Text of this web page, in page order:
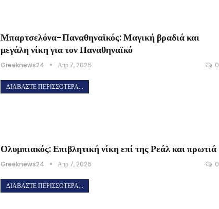
Μπαρτσελόνα-Παναθηναϊκός: Μαγική βραδιά και
μεγάλη νίκη για τον Παναθηναϊκό
Greeknews24 Απρ 7, 2026 0
ΔΙΑΒΆΣΤΕ ΠΕΡΙΣΣΌΤΕΡΑ...
Ολυμπιακός: Επιβλητική νίκη επί της Ρεάλ και πρωτιά
Greeknews24 Απρ 7, 2026 0
ΔΙΑΒΆΣΤΕ ΠΕΡΙΣΣΌΤΕΡΑ...